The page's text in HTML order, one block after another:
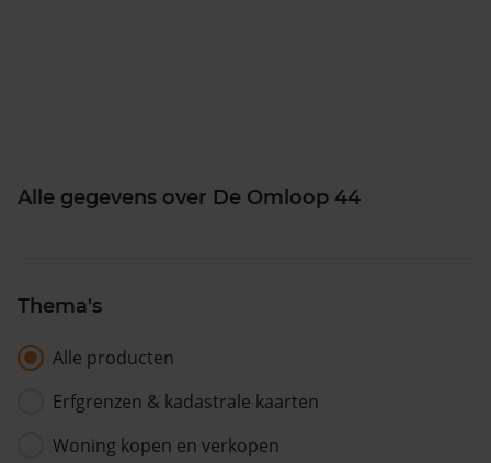
Alle gegevens over De Omloop 44
Thema's
Alle producten
Erfgrenzen & kadastrale kaarten
Woning kopen en verkopen